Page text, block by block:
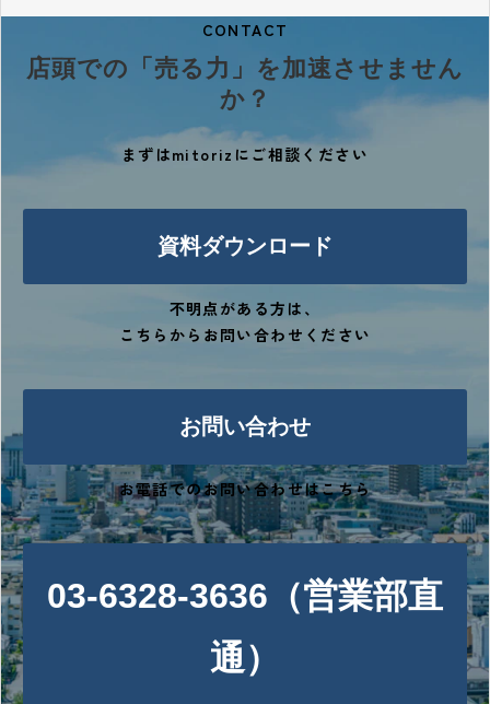
CONTACT
店頭での「売る力」を加速させません
か？
まずはmitorizにご相談ください
資料ダウンロード
不明点がある方は、
こちらからお問い合わせください
お問い合わせ
お電話でのお問い合わせはこちら
03-6328-3636（営業部直
通）